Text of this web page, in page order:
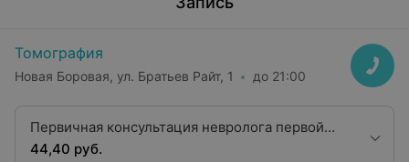
Томография
Новая Боровая, ул. Братьев Райт, 1 до 21:00
Первичная консультация невролога первой
категории
44,40 руб.